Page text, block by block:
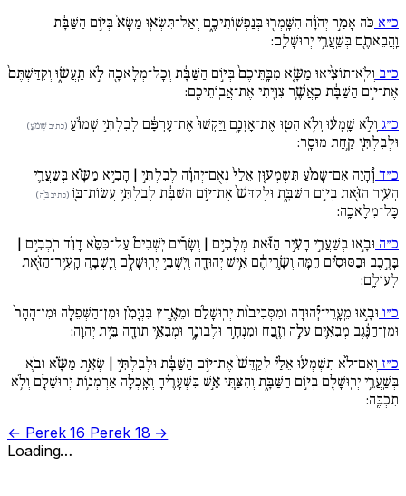
כ״א כֹּה אָמַ֣ר יְהֹוָ֔ה הִשָּֽׁמְר֖וּ בְּנַפְשֽׁוֹתֵיכֶ֑ם וְאַל־תִּשְׂא֚וּ מַשָּׂא֙ בְּי֣וֹם הַשַּׁבָּ֔ת
וַֽהֲבֵאתֶ֖ם בְּשַֽׁעֲרֵ֥י יְרֽוּשָׁלִָֽם:
כ״ב וְלֹֽא־תוֹצִ֨יאוּ מַשָּׂ֚א מִבָּֽתֵּיכֶם֙ בְּי֣וֹם הַשַּׁבָּ֔ת וְכָל־מְלָאכָ֖ה לֹ֣א תַֽעֲשׂ֑וּ וְקִדַּשְׁתֶּם֙
אֶת־י֣וֹם הַשַּׁבָּ֔ת כַּֽאֲשֶׁ֥ר צִוִּ֖יתִי אֶת־אֲבֽוֹתֵיכֶֽם:
כ״ג וְלֹ֣א שָֽׁמְע֔וּ וְלֹ֥א הִטּ֖וּ אֶת־אָזְנָ֑ם וַיַּקְשׁוּ֙ אֶת־עָרְפָּ֔ם לְבִלְתִּ֣י שְׁמוֹ֔עַ (כתיב שְׁומֹ֔עַ)
וּלְבִלְתִּ֖י קַ֥חַת מוּסָֽר:
כ״ד וְ֠הָיָה אִם־שָׁמֹ֨עַ תִּשְׁמְע֚וּן אֵלַי֙ נְאֻם־יְהֹוָ֔ה לְבִלְתִּ֣י | הָבִ֣יא מַשָּׂ֗א בְּשַֽׁעֲרֵ֛י
הָעִ֥יר הַזֹּ֖את בְּי֣וֹם הַשַּׁבָּ֑ת וּלְקַדֵּשׁ֙ אֶת־י֣וֹם הַשַּׁבָּ֔ת לְבִלְתִּ֥י עֲשׂוֹת־בּ֖וֹ (כתיב בֹּ֖ה)
כָּל־מְלָאכָֽה:
כ״ה וּבָ֣אוּ בְשַֽׁעֲרֵ֣י הָעִ֣יר הַזֹּ֡את מְלָכִ֣ים | וְשָׂרִ֡ים יֹֽשְׁבִים֩ עַל־כִּסֵּ֨א דָוִ֜ד רֹֽכְבִ֣ים |
בָּרֶ֣כֶב וּבַסּוּסִ֗ים הֵמָּה וְשָׂ֣רֵיהֶ֔ם אִ֥ישׁ יְהוּדָ֖ה וְיֹֽשְׁבֵ֣י יְרֽוּשָׁלִָ֑ם וְיָֽשְׁבָ֛ה הָֽעִ֥יר־הַזֹּ֖את
לְעוֹלָֽם:
כ״ו וּבָ֣אוּ מֵֽעָֽרֵי־יְ֠הוּדָה וּמִסְּבִיב֨וֹת יְרֽוּשָׁלִַ֜ם וּמֵאֶ֣רֶץ בִּנְיָמִ֗ן וּמִן־הַשְּׁפֵלָ֚ה וּמִן־הָהָר֙
וּמִן־הַנֶּ֔גֶב מְבִאִ֛ים עֹלָ֥ה וְזֶ֖בַח וּמִנְחָ֣ה וּלְבוֹנָ֑ה וּמְבִאֵ֥י תוֹדָ֖ה בֵּ֥ית יְהֹוָֽה:
כ״ז וְאִם־לֹ֨א תִשְׁמְע֜וּ אֵלַ֗י לְקַדֵּשׁ֙ אֶת־י֣וֹם הַשַּׁבָּ֔ת וּלְבִלְתִּ֣י | שְׂאֵ֣ת מַשָּׂ֗א וּבֹ֛א
בְּשַֽׁעֲרֵ֥י יְרֽוּשָׁלִַ֖ם בְּי֣וֹם הַשַּׁבָּ֑ת וְהִצַּ֧תִּי אֵ֣שׁ בִּשְׁעָרֶ֗יהָ וְאָֽכְלָ֛ה אַרְמְנ֥וֹת יְרֽוּשָׁלִַ֖ם וְלֹ֥א
תִכְבֶּֽה:
← Perek 16 Perek 18 →
Loading…